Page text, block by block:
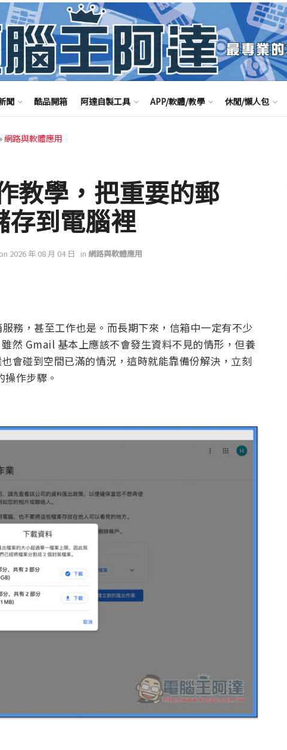
聞 酷品開箱 阿達自製工具 APP/軟體/教學 休閒/懶人包
網路與軟體應用
教學，把重要的郵
存到電腦裡
2026 年 08 月 04 日 in 網路與軟體應用
務，甚至工作也是。而長期下來，信箱中一定有不少
然 Gmail 基本上應該不會發生資料不見的情形，但養
會碰到空間已滿的情況，這時就能靠備份解決，立刻
作步驟。